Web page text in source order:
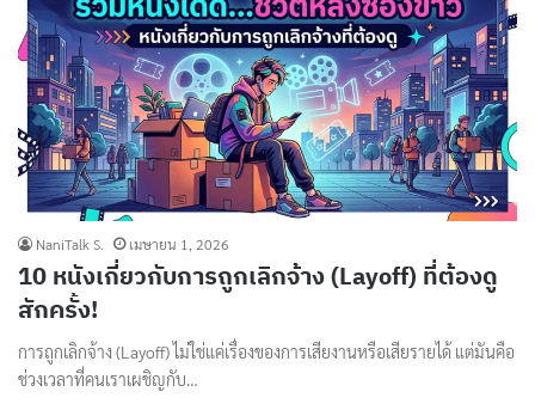
NaniTalk S. เมษายน 1, 2026
10 หนังเกี่ยวกับการถูกเลิกจ้าง (Layoff) ที่ต้องดู
สักครั้ง!
การถูกเลิกจ้าง (Layoff) ไม่ใช่แค่เรื่องของการเสียงานหรือเสียรายได้ แต่มันคือ
ช่วงเวลาที่คนเราเผชิญกับ…